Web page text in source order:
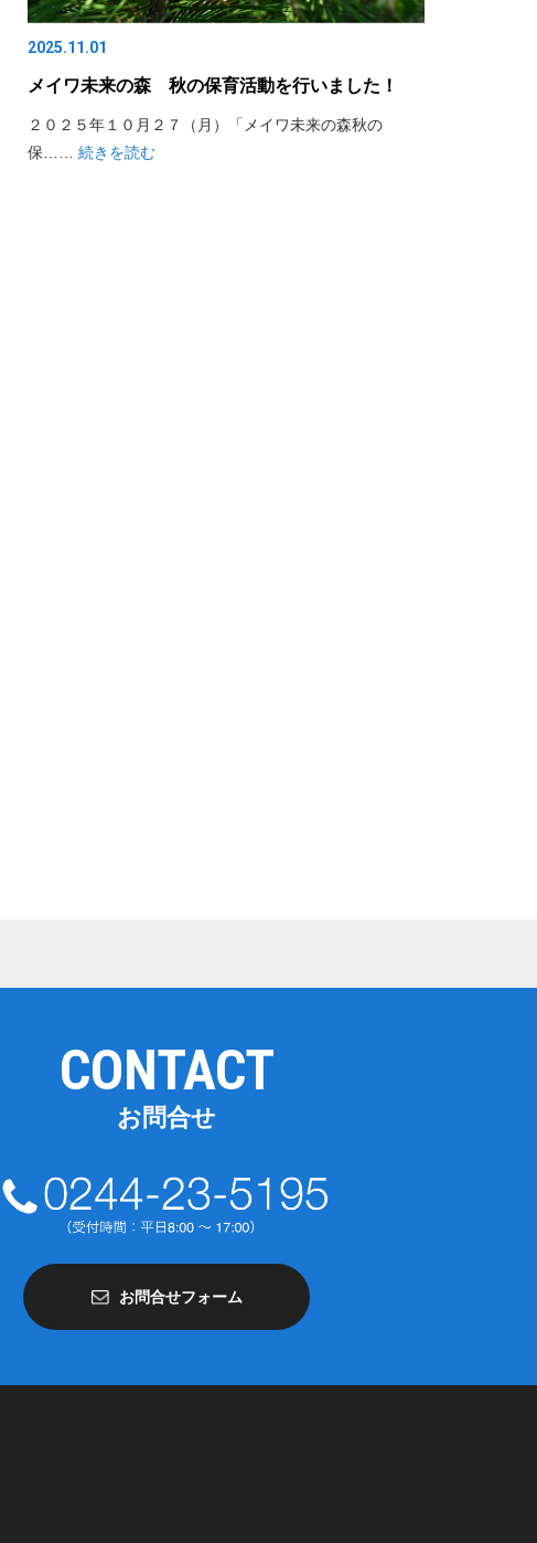
2025.11.01
メイワ未来の森 秋の保育活動を行いました！
２０２５年１０月２７（月）「メイワ未来の森秋の
保…… 続きを読む
CONTACT
お問合せ
お問合せフォーム